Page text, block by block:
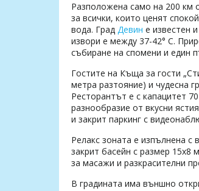
Разположена само на 200 км
за всички, които ценят
вода. Град Девин е известен
извори е между 37-42° С.
събиране на спомени и един
Гостите на Къща за гости
метра разтояние) и чудесна
Ресторантът е с капацитет
разнообразие от вкусни
и закрит паркинг с
Релакс зоната е изпълнена с
закрит басейн с размер 15х8
за масажи и разкрасителни
В градината има външно